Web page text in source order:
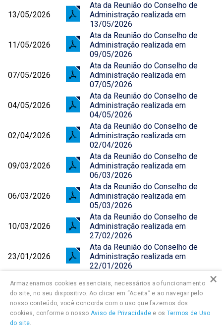
13/05/2026
Ata da Reunião do Conselho de
Administração realizada em
13/05/2026
11/05/2026
Ata da Reunião do Conselho de
Administração realizada em
09/05/2026
07/05/2026
Ata da Reunião do Conselho de
Administração realizada em
07/05/2026
04/05/2026
Ata da Reunião do Conselho de
Administração realizada em
04/05/2026
02/04/2026
Ata da Reunião do Conselho de
Administração realizada em
02/04/2026
09/03/2026
Ata da Reunião do Conselho de
Administração realizada em
06/03/2026
06/03/2026
Ata da Reunião do Conselho de
Administração realizada em
05/03/2026
10/03/2026
Ata da Reunião do Conselho de
Administração realizada em
27/02/2026
23/01/2026
Ata da Reunião do Conselho de
Administração realizada em
22/01/2026
×
Armazenamos cookies essenciais, necessários ao funcionamento
do site, no seu dispositivo. Ao clicar em “Aceita” e ao navegar pelo
nosso conteúdo, você concorda com o uso que fazemos dos
cookies, conforme o nosso Aviso de Privacidadee os Termos de Uso
do site.